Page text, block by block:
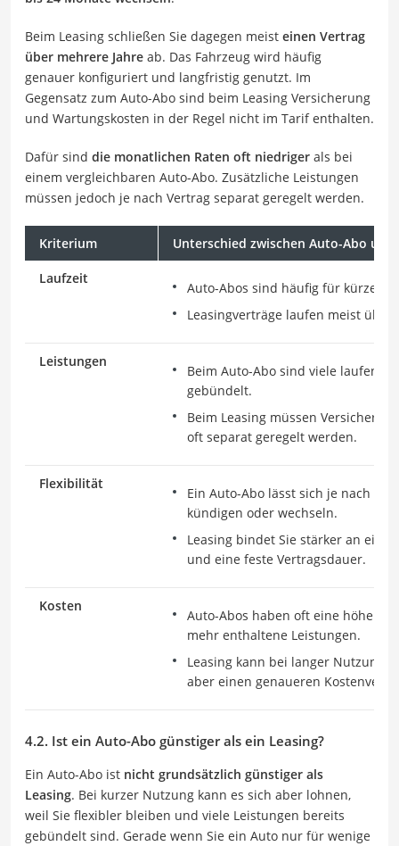
Beim Leasing schließen Sie dagegen meist einen Vertrag
über mehrere Jahre ab. Das Fahrzeug wird häufig
genauer konfiguriert und langfristig genutzt. Im
Gegensatz zum Auto-Abo sind beim Leasing Versicherung
und Wartungskosten in der Regel nicht im Tarif enthalten.
Dafür sind die monatlichen Raten oft niedriger als bei
einem vergleichbaren Auto-Abo. Zusätzliche Leistungen
müssen jedoch je nach Vertrag separat geregelt werden.
Kriterium Unterschied zwischen Auto-Abo und
Laufzeit
Auto-Abos sind häufig für kürzere
Leasingverträge laufen meist über
Leistungen
Beim Auto-Abo sind viele
gebündelt.
Beim Leasing müssen
oft separat geregelt werden.
Flexibilität
Ein Auto-Abo lässt sich je nach
kündigen oder wechseln.
Leasing bindet Sie stärker an ein
und eine feste Vertragsdauer.
Kosten
Auto-Abos haben oft eine höhere
mehr enthaltene Leistungen.
Leasing kann bei langer Nutzung
aber einen genaueren
4.2. Ist ein Auto-Abo günstiger als ein Leasing?
Ein Auto-Abo ist nicht grundsätzlich günstiger als
Leasing. Bei kurzer Nutzung kann es sich aber lohnen,
weil Sie flexibler bleiben und viele Leistungen bereits
gebündelt sind. Gerade wenn Sie ein Auto nur für wenige